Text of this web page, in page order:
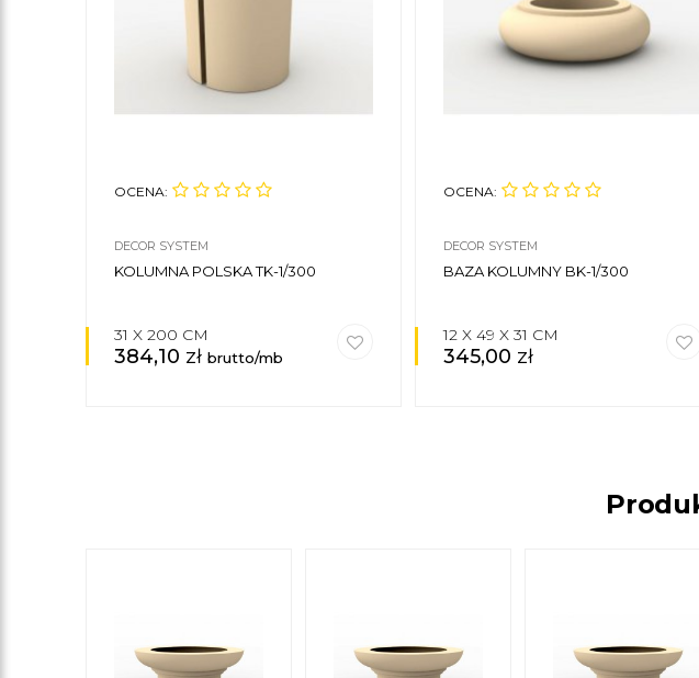
OCENA:
DECOR SYSTEM
KOLUMNA POLSKA TK-1/300
31 X 200 CM
384,10 zł brutto/mb
OCENA:
DECOR SYSTEM
BAZA KOLUMNY BK-1/300
12 X 49 X 31 CM
345,00 zł